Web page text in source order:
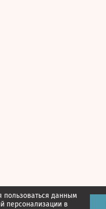
данным
персонализации в